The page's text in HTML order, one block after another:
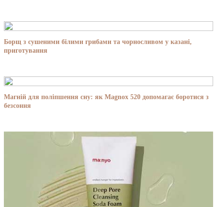
Борщ з сушеними білими грибами та чорносливом у казані,
приготування
Магній для поліпшення сну: як Magnox 520 допомагає боротися з
безсоння